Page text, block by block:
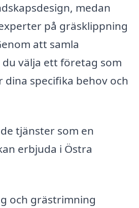
medan
på gräsklippning
att samla
välja ett företag som
specifika behov och
tjänster som en
erbjuda i Östra
och grästrimning